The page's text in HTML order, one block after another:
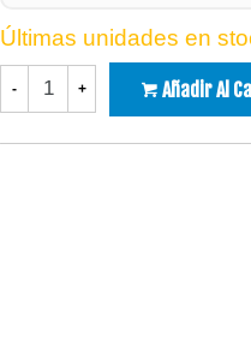
Últimas unidades en
- + Añadir Al